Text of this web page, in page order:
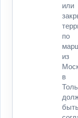
или
по
из
в